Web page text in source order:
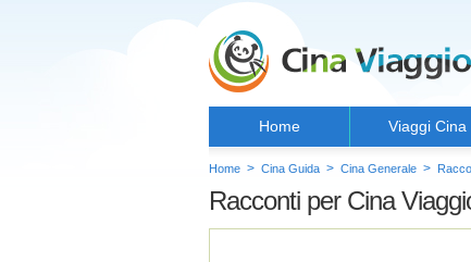
Home Viaggi Cina
Home > Cina Guida > Cina Generale >
Racconti per Cina